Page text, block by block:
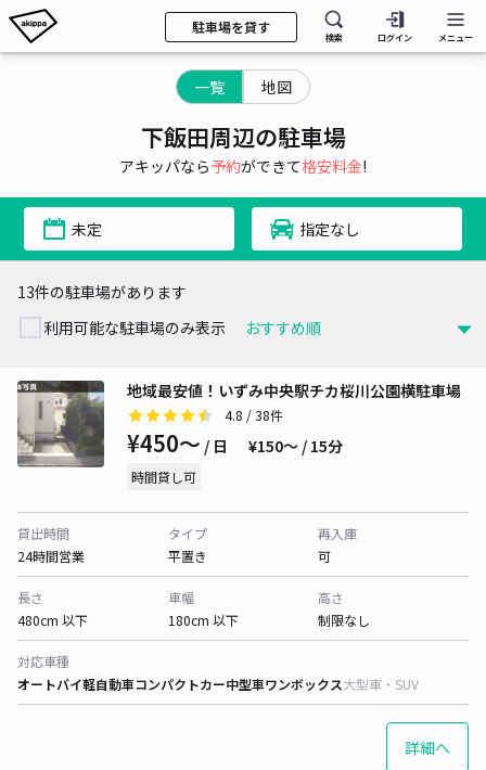
駐車場を貸す
検索 ログイン メニュー
一覧 地図
下飯田周辺の駐車場
アキッパなら予約ができて格安料金!
未定 指定なし
13件の駐車場があります
利用可能な駐車場のみ表示
地域最安値！いずみ中央駅チカ桜川公園横駐車場
4.8 / 38件
¥450〜 / 日 ¥150〜 / 15分
時間貸し可
貸出時間
24時間営業
タイプ
平置き
再入庫
可
長さ
480cm 以下
車幅
180cm 以下
高さ
制限なし
対応車種
オートバイ軽自動車コンパクトカー中型車ワンボックス大型車・SUV
詳細へ